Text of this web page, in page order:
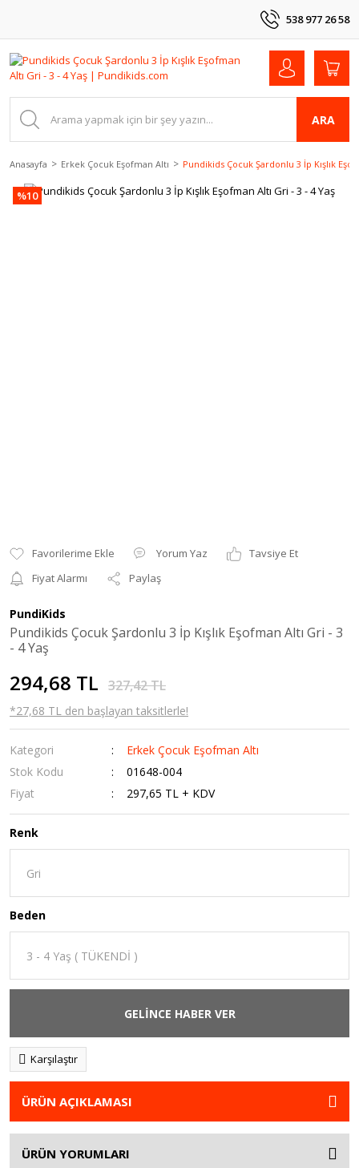
538 977 26 58
ARA
Anasayfa Erkek Çocuk Eşofman Altı Pundikids Çocuk Şardonlu 3 İp Kışlık
%10
Yorum Yaz
Tavsiye Et
Fiyat Alarmı
Paylaş
PundiKids
Pundikids Çocuk Şardonlu 3 İp Kışlık Eşofman Altı Gri - 3
- 4 Yaş
294,68 TL 327,42 TL
*27,68 TL den başlayan taksitlerle!
Kategori
Erkek Çocuk Eşofman Altı
Stok Kodu
01648-004
Fiyat
297,65 TL + KDV
Renk
Beden
GELİNCE HABER VER
Karşılaştır
ÜRÜN AÇIKLAMASI
ÜRÜN YORUMLARI